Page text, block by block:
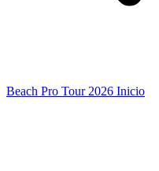
Beach Pro Tour 2026 Inicio